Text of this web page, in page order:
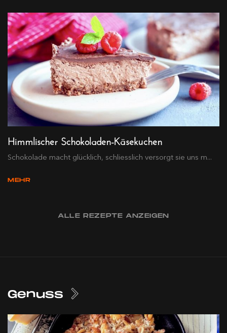
Himmlischer Schokoladen-Käsekuchen
Schokolade macht glücklich, schliesslich versorgt sie uns m...
MEHR
ALLE REZEPTE ANZEIGEN
Genuss